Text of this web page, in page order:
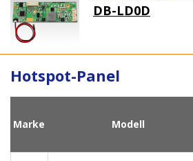
DB-LD0D
Hotspot-Panel
Marke Modell